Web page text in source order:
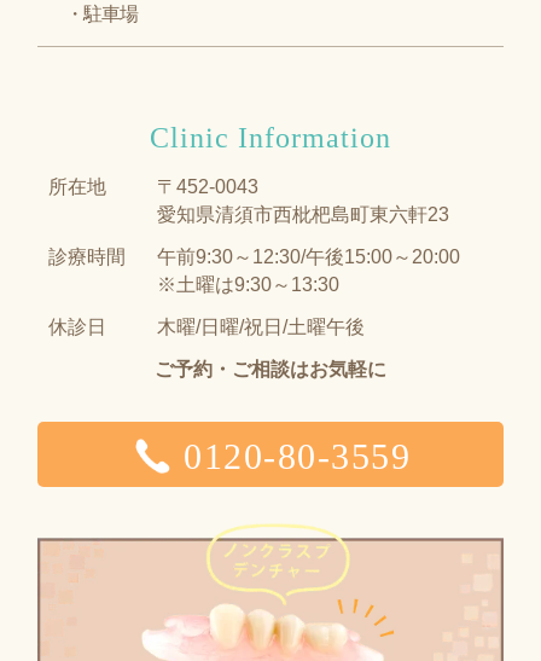
駐車場
Clinic Information
所在地
〒452-0043
愛知県清須市西枇杷島町東六軒23
診療時間
午前9:30～12:30/午後15:00～20:00
※土曜は9:30～13:30
休診日 木曜/日曜/祝日/土曜午後
ご予約・ご相談はお気軽に
0120-80-3559